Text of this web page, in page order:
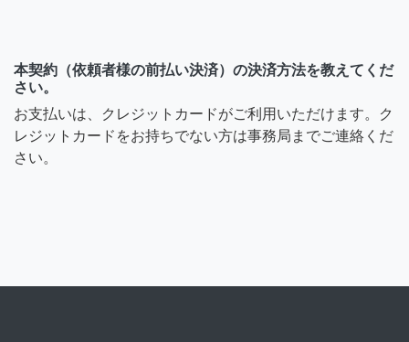
本契約（依頼者様の前払い決済）の決済方法を教えてくだ
さい。
お支払いは、クレジットカードがご利用いただけます。ク
レジットカードをお持ちでない方は事務局までご連絡くだ
さい。